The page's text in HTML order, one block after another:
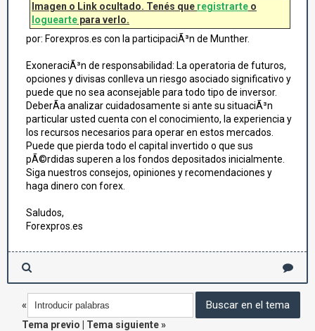
Imagen o Link ocultado. Tenés que registrarte o
loguearte para verlo.
por: Forexpros.es con la participaciÃ³n de Munther.
ExoneraciÃ³n de responsabilidad: La operatoria de futuros,
opciones y divisas conlleva un riesgo asociado significativo y
puede que no sea aconsejable para todo tipo de inversor.
DeberÃ­a analizar cuidadosamente si ante su situaciÃ³n
particular usted cuenta con el conocimiento, la experiencia y
los recursos necesarios para operar en estos mercados.
Puede que pierda todo el capital invertido o que sus
pÃ©rdidas superen a los fondos depositados inicialmente.
Siga nuestros consejos, opiniones y recomendaciones y
haga dinero con forex.
Saludos,
Forexpros.es
«
Tema previo
Tema siguiente»